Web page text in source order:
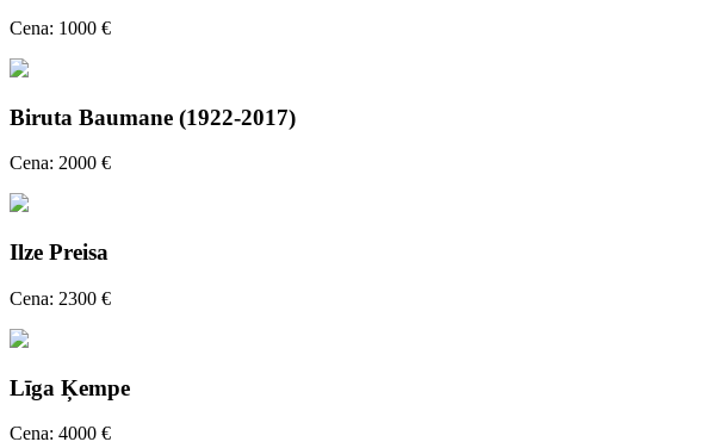
Cena: 1000 €
Biruta Baumane (1922-2017)
Cena: 2000 €
Ilze Preisa
Cena: 2300 €
Līga Ķempe
Cena: 4000 €